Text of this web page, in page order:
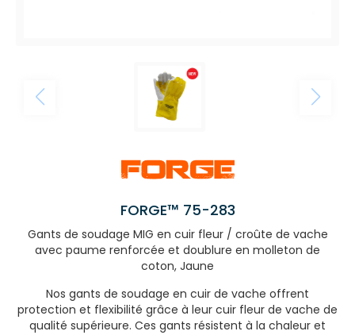
FORGE™ 75-283
Gants de soudage MIG en cuir fleur / croûte de vache
avec paume renforcée et doublure en molleton de
coton, Jaune
Nos gants de soudage en cuir de vache offrent
protection et flexibilité grâce à leur cuir fleur de vache de
qualité supérieure. Ces gants résistent à la chaleur et